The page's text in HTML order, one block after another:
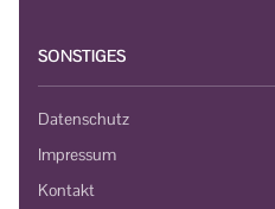
SONSTIGES
Datenschutz
Impressum
Kontakt